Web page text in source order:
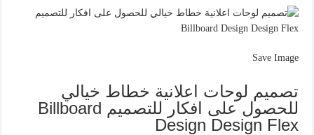
Save Image
تصميم لوحات اعلانية خطاط خيالي
للحصول على افكار للتصميم Billboard
Design Design Flex